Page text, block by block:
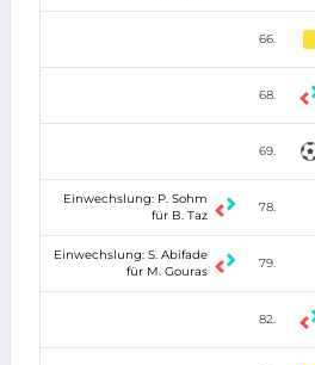
66.
68.
69.
Einwechslung: P. Sohm
für B. Taz
78.
Einwechslung: S. Abifade
für M. Gouras
79.
82.